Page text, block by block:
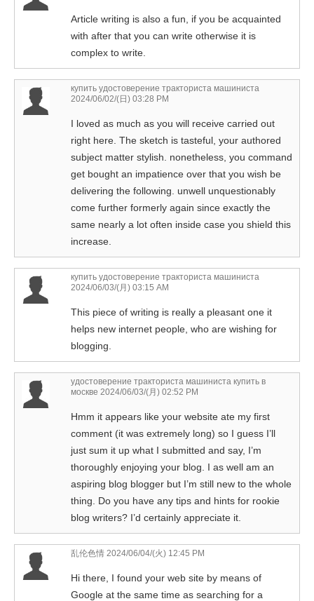
Article writing is also a fun, if you be acquainted
with after that you can write otherwise it is
complex to write.
купить удостоверение тракториста машиниста
2024/06/02/(日) 03:28 PM
I loved as much as you will receive carried out
right here. The sketch is tasteful, your authored
subject matter stylish. nonetheless, you command
get bought an impatience over that you wish be
delivering the following. unwell unquestionably
come further formerly again since exactly the
same nearly a lot often inside case you shield this
increase.
купить удостоверение тракториста машиниста
2024/06/03/(月) 03:15 AM
This piece of writing is really a pleasant one it
helps new internet people, who are wishing for
blogging.
удостоверение тракториста машиниста купить в
москве 2024/06/03/(月) 02:52 PM
Hmm it appears like your website ate my first
comment (it was extremely long) so I guess I’ll
just sum it up what I submitted and say, I’m
thoroughly enjoying your blog. I as well am an
aspiring blog blogger but I’m still new to the whole
thing. Do you have any tips and hints for rookie
blog writers? I’d certainly appreciate it.
乱伦色情 2024/06/04/(火) 12:45 PM
Hi there, I found your web site by means of
Google at the same time as searching for a